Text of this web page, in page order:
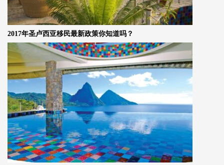
2017年圣卢西亚移民最新政策你知道吗？